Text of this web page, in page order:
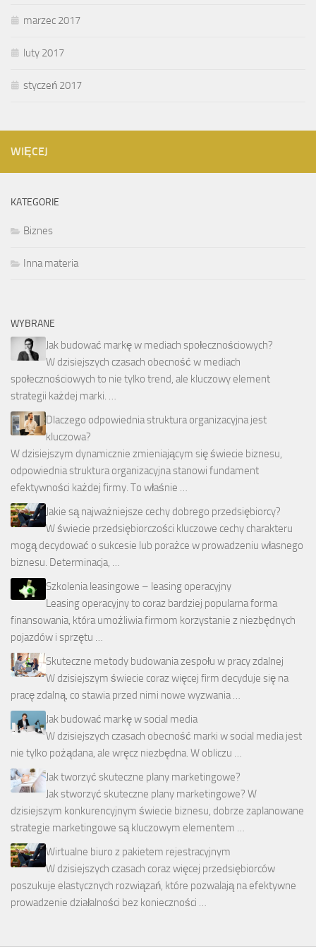
marzec 2017
luty 2017
styczeń 2017
WIĘCEJ
KATEGORIE
Biznes
Inna materia
WYBRANE
Jak budować markę w mediach społecznościowych?
W dzisiejszych czasach obecność w mediach
społecznościowych to nie tylko trend, ale kluczowy element
strategii każdej marki. …
Dlaczego odpowiednia struktura organizacyjna jest
kluczowa?
W dzisiejszym dynamicznie zmieniającym się świecie biznesu,
odpowiednia struktura organizacyjna stanowi fundament
efektywności każdej firmy. To właśnie …
Jakie są najważniejsze cechy dobrego przedsiębiorcy?
W świecie przedsiębiorczości kluczowe cechy charakteru
mogą decydować o sukcesie lub porażce w prowadzeniu własnego
biznesu. Determinacja, …
Szkolenia leasingowe – leasing operacyjny
Leasing operacyjny to coraz bardziej popularna forma
finansowania, która umożliwia firmom korzystanie z niezbędnych
pojazdów i sprzętu …
Skuteczne metody budowania zespołu w pracy zdalnej
W dzisiejszym świecie coraz więcej firm decyduje się na
pracę zdalną, co stawia przed nimi nowe wyzwania …
Jak budować markę w social media
W dzisiejszych czasach obecność marki w social media jest
nie tylko pożądana, ale wręcz niezbędna. W obliczu …
Jak tworzyć skuteczne plany marketingowe?
Jak stworzyć skuteczne plany marketingowe? W
dzisiejszym konkurencyjnym świecie biznesu, dobrze zaplanowane
strategie marketingowe są kluczowym elementem …
Wirtualne biuro z pakietem rejestracyjnym
W dzisiejszych czasach coraz więcej przedsiębiorców
poszukuje elastycznych rozwiązań, które pozwalają na efektywne
prowadzenie działalności bez konieczności …